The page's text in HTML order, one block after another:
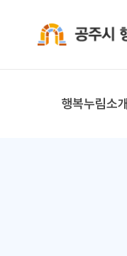
행복누림소개